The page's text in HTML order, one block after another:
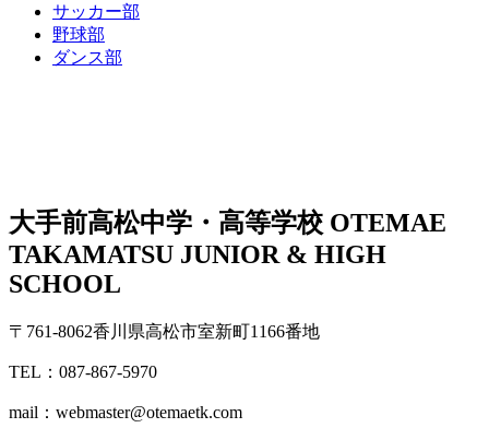
サッカー部
野球部
ダンス部
大手前高松中学・高等学校 OTEMAE
TAKAMATSU JUNIOR & HIGH
SCHOOL
〒761-8062香川県高松市室新町1166番地
TEL：087-867-5970
mail：webmaster@otemaetk.com